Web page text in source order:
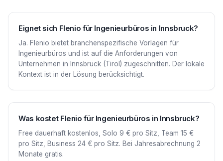
Eignet sich Flenio für Ingenieurbüros in Innsbruck?
Ja. Flenio bietet branchenspezifische Vorlagen für
Ingenieurbüros und ist auf die Anforderungen von
Unternehmen in Innsbruck (Tirol) zugeschnitten. Der lokale
Kontext ist in der Lösung berücksichtigt.
Was kostet Flenio für Ingenieurbüros in Innsbruck?
Free dauerhaft kostenlos, Solo 9 € pro Sitz, Team 15 €
pro Sitz, Business 24 € pro Sitz. Bei Jahresabrechnung 2
Monate gratis.